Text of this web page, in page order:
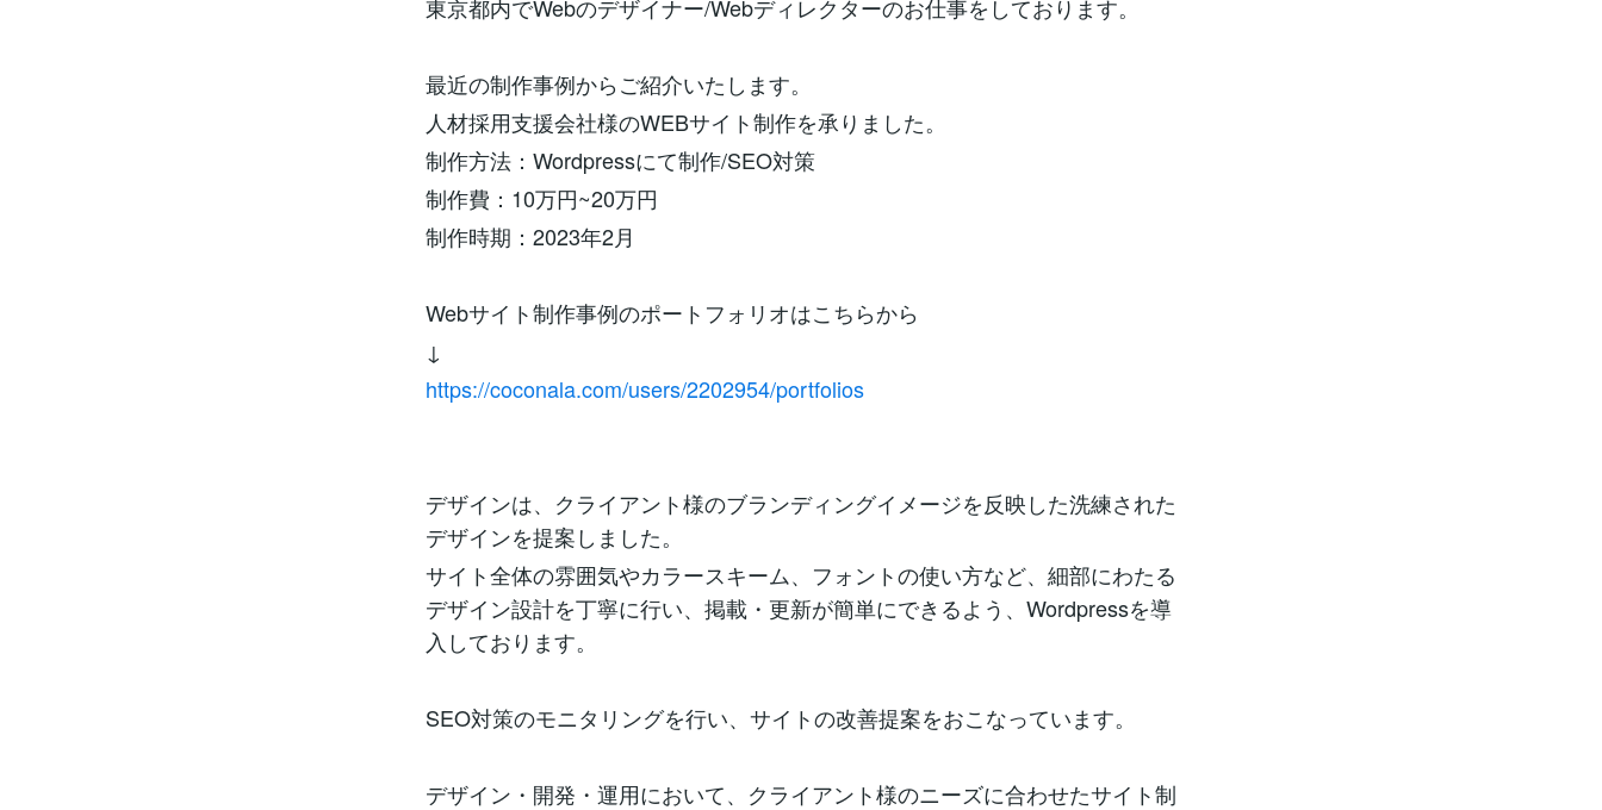
東京都内でWebのデザイナー/Webディレクターのお仕事をしております。
最近の制作事例からご紹介いたします。
人材採用支援会社様のWEBサイト制作を承りました。
制作方法：Wordpressにて制作/SEO対策
制作費：10万円~20万円
制作時期：2023年2月
Webサイト制作事例のポートフォリオはこちらから
↓
https://coconala.com/users/2202954/portfolios
デザインは、クライアント様のブランディングイメージを反映した洗練された
デザインを提案しました。
サイト全体の雰囲気やカラースキーム、フォントの使い方など、細部にわたる
デザイン設計を丁寧に行い、掲載・更新が簡単にできるよう、Wordpressを導
入しております。
SEO対策のモニタリングを行い、サイトの改善提案をおこなっています。
デザイン・開発・運用において、クライアント様のニーズに合わせたサイト制